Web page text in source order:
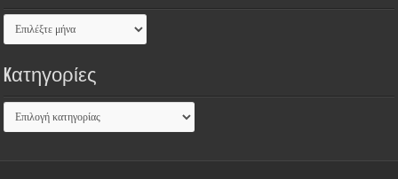
Kατηγορίες